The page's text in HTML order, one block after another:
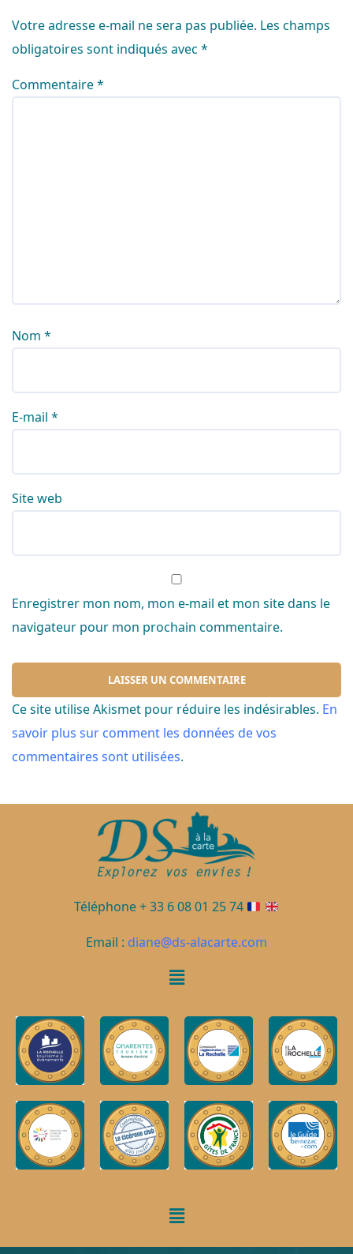
Votre adresse e-mail ne sera pas publiée. Les champs
obligatoires sont indiqués avec *
Commentaire*
Nom *
E-mail *
Site web
Enregistrer mon nom, mon e-mail et mon site dans le
navigateur pour mon prochain commentaire.
Ce site utilise Akismet pour réduire les indésirables. En
savoir plus sur comment les données de vos
commentaires sont utilisées.
Téléphone + 33 6 08 01 25 74
Email : diane@ds-alacarte.com